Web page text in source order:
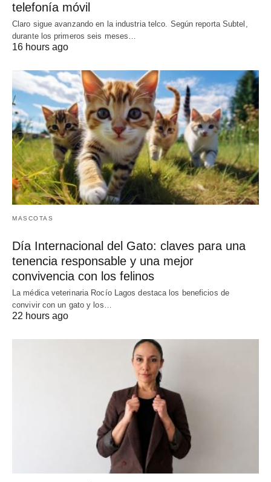
telefonía móvil
Claro sigue avanzando en la industria telco. Según reporta Subtel,
durante los primeros seis meses…
16 hours ago
MASCOTAS
Día Internacional del Gato: claves para una
tenencia responsable y una mejor
convivencia con los felinos
La médica veterinaria Rocío Lagos destaca los beneficios de
convivir con un gato y los…
22 hours ago